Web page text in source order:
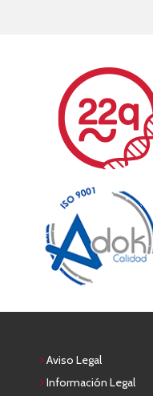
Aviso Legal
Información Legal